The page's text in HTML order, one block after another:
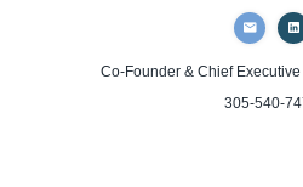
Co-Founder & Chief Executive
305-540-